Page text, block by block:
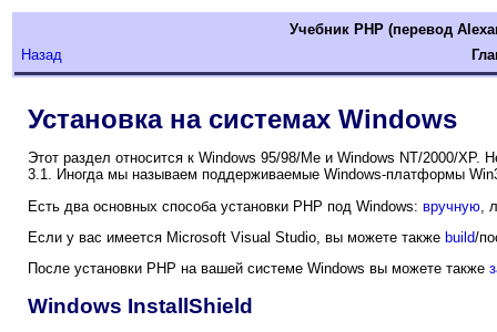
Учебник РНР (перевод
Назад
Установка на системах Windows
Этот раздел относится к Windows 95/98/Me и Windows NT/2000/
3.1. Иногда мы называем поддерживаемые Windows-платформы
Есть два основных способа установки PHP под Windows: вручную ,
Если у вас имеется Microsoft Visual Studio, вы можете также build/
После установки PHP на вашей системе Windows вы можете также
Windows InstallShield